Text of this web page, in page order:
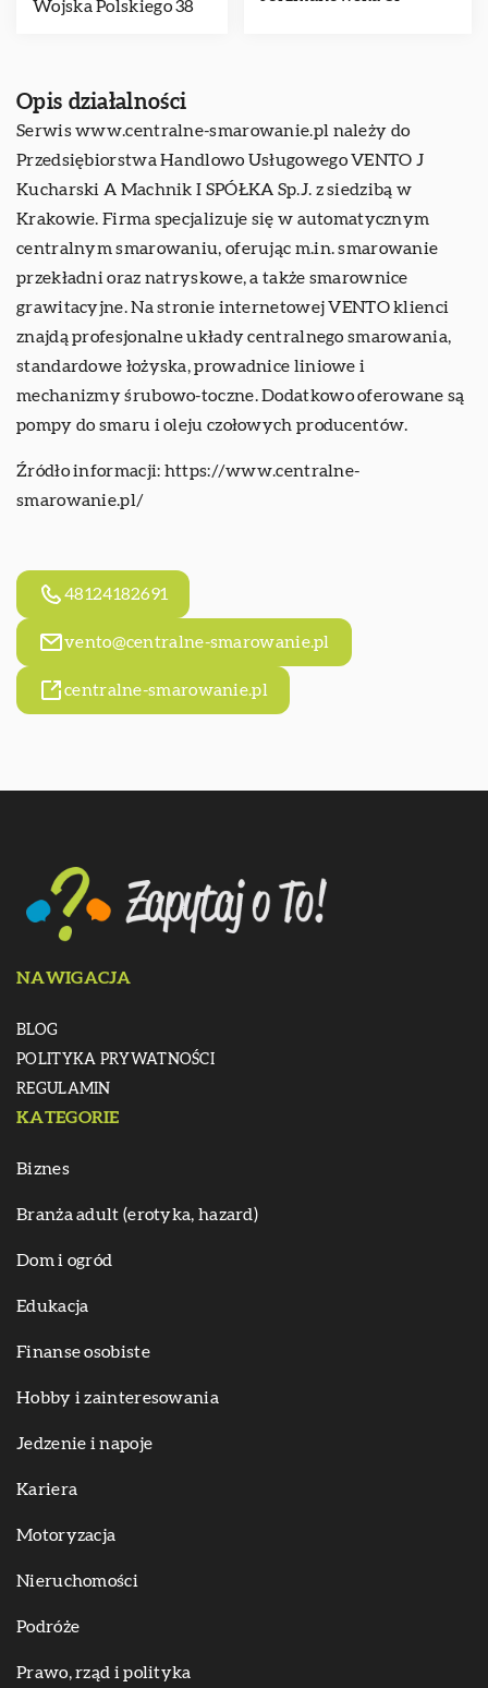
Wojska Polskiego 38
Opis działalności
Serwis www.centralne-smarowanie.pl należy do
Przedsiębiorstwa Handlowo Usługowego VENTO J
Kucharski A Machnik I SPÓŁKA Sp.J. z siedzibą w
Krakowie. Firma specjalizuje się w automatycznym
centralnym smarowaniu, oferując m.in. smarowanie
przekładni oraz natryskowe, a także smarownice
grawitacyjne. Na stronie internetowej VENTO klienci
znajdą profesjonalne układy centralnego smarowania,
standardowe łożyska, prowadnice liniowe i
mechanizmy śrubowo-toczne. Dodatkowo oferowane są
pompy do smaru i oleju czołowych producentów.
Źródło informacji: https://www.centralne-
smarowanie.pl/
48124182691
vento@centralne-smarowanie.pl
centralne-smarowanie.pl
NAWIGACJA
BLOG
POLITYKA PRYWATNOŚCI
REGULAMIN
KATEGORIE
Biznes
Branża adult (erotyka, hazard)
Dom i ogród
Edukacja
Finanse osobiste
Hobby i zainteresowania
Jedzenie i napoje
Kariera
Motoryzacja
Nieruchomości
Podróże
Prawo, rząd i polityka